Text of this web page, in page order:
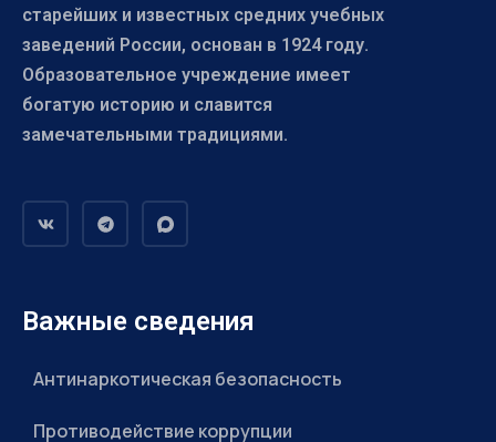
старейших и известных средних учебных
заведений России, основан в 1924 году.
Образовательное учреждение имеет
богатую историю и славится
замечательными традициями.
Важные сведения
Антинаркотическая безопасность
Противодействие коррупции